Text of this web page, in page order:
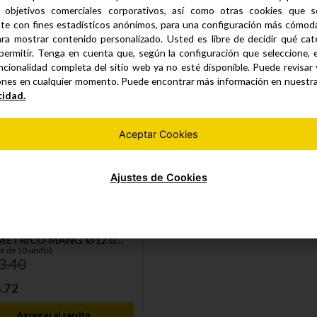
22
Agregar al carrito
S/3 .47
Agregar al carrito
MANG. Ø12.0
C/TOPE
de 10 und(s)
.40
.72
Agregar al carrito
objetivos comerciales corporativos, así como otras cookies que
con fines estadísticos anónimos, para una configuración más
mostrar contenido personalizado. Usted es libre de decidir qué
Tenga en cuenta que, según la configuración que seleccione,
completa del sitio web ya no esté disponible. Puede revisar
en cualquier momento. Puede encontrar más información en nuestra
Aceptar Cookies
Ajustes de Cookies